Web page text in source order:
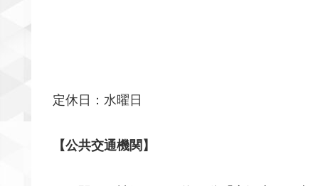
定休日：水曜日
【公共交通機関】